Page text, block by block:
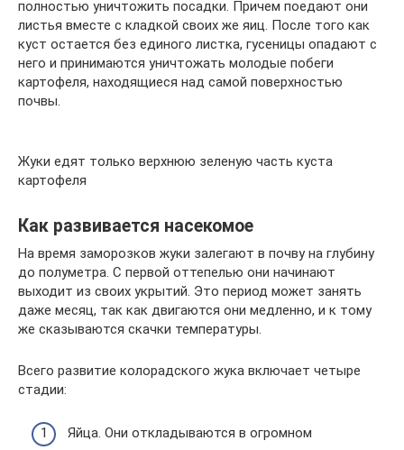
полностью уничтожить посадки. Причем поедают они
листья вместе с кладкой своих же яиц. После того как
куст остается без единого листка, гусеницы опадают с
него и принимаются уничтожать молодые побеги
картофеля, находящиеся над самой поверхностью
почвы.
Жуки едят только верхнюю зеленую часть куста
картофеля
Как развивается насекомое
На время заморозков жуки залегают в почву на глубину
до полуметра. С первой оттепелью они начинают
выходит из своих укрытий. Это период может занять
даже месяц, так как двигаются они медленно, и к тому
же сказываются скачки температуры.
Всего развитие колорадского жука включает четыре
стадии:
Яйца. Они откладываются в огромном